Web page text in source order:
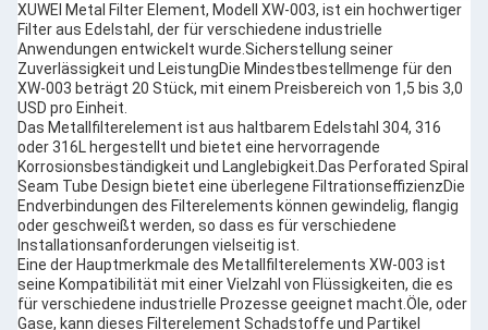
XUWEI Metal Filter Element, Modell XW-003, ist ein hochwertiger
Filter aus Edelstahl, der für verschiedene industrielle
Anwendungen entwickelt wurde.Sicherstellung seiner
Zuverlässigkeit und LeistungDie Mindestbestellmenge für den
XW-003 beträgt 20 Stück, mit einem Preisbereich von 1,5 bis 3,0
USD pro Einheit.
Das Metallfilterelement ist aus haltbarem Edelstahl 304, 316
oder 316L hergestellt und bietet eine hervorragende
Korrosionsbeständigkeit und Langlebigkeit.Das Perforated Spiral
Seam Tube Design bietet eine überlegene FiltrationseffizienzDie
Endverbindungen des Filterelements können gewindelig, flangig
oder geschweißt werden, so dass es für verschiedene
Installationsanforderungen vielseitig ist.
Eine der Hauptmerkmale des Metallfilterelements XW-003 ist
seine Kompatibilität mit einer Vielzahl von Flüssigkeiten, die es
für verschiedene industrielle Prozesse geeignet macht.Öle, oder
Gase, kann dieses Filterelement Schadstoffe und Partikel